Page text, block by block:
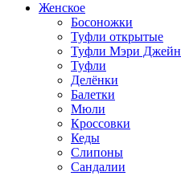
Женское
Босоножки
Туфли открытые
Туфли Мэри Джейн
Туфли
Делёнки
Балетки
Мюли
Кроссовки
Кеды
Слипоны
Сандалии